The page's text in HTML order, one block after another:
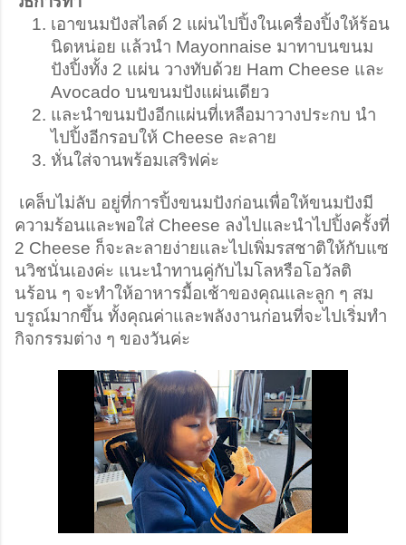
เอาขนมปังสไลด์ 2 แผ่นไปปิ้งในเครื่องปิ้งให้ร้อน
นิดหน่อย แล้วนำ Mayonnaise มาทาบนขนม
ปังปิ้งทั้ง 2 แผ่น วางทับด้วย Ham Cheese และ
Avocado บนขนมปังแผ่นเดียว
และนำขนมปังอีกแผ่นที่เหลือมาวางประกบ นำ
ไปปิ้งอีกรอบให้ Cheese ละลาย
หั่นใส่จานพร้อมเสริฟค่ะ
เคล็บไม่ลับ อยู่ที่การปิ้งขนมปังก่อนเพื่อให้ขนมปังมี
ความร้อนและพอใส่ Cheese ลงไปและนำไปปิ้งครั้งที่
2 Cheese ก็จะละลายง่ายและไปเพิ่มรสชาติให้กับแซ
นวิชนั่นเองค่ะ แนะนำทานคู่กับไมโลหรือโอวัลติ
นร้อน ๆ จะทำให้อาหารมื้อเช้าของคุณและลูก ๆ สม
บรูณ์มากขึ้น ทั้งคุณค่าและพลังงานก่อนที่จะไปเริ่มทำ
กิจกรรมต่าง ๆ ของวันค่ะ